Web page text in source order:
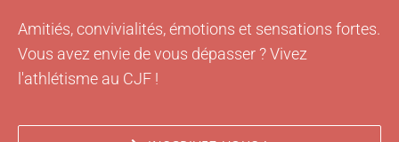
Amitiés, convivialités, émotions et sensations fortes.
Vous avez envie de vous dépasser ? Vivez
l'athlétisme au CJF !